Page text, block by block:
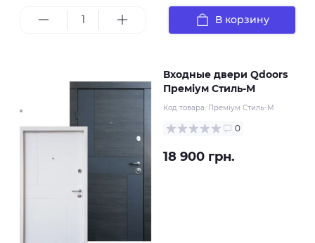
В корзину
Входные двери Qdoors
Преміум Стиль-М
Код товара: Преміум Стиль-М
0
18 900 грн.